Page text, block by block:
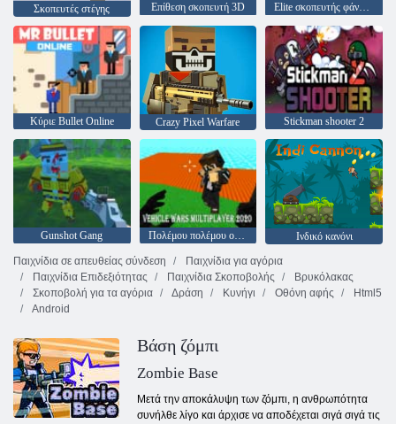
Σκοπευτές στέγης Επίθεση σκοπευτή 3D Elite σκοπευτής φάντασμα
Κύριε Bullet Online Crazy Pixel Warfare Stickman shooter 2
Gunshot Gang Πολέμου πολέμου οχημάτων 2020
Ινδικό κανόνι
Παιχνίδια σε απευθείας σύνδεση
Παιχνίδια για αγόρια
Παιχνίδια Επιδεξιότητας
Παιχνίδια Σκοποβολής
Βρυκόλακας
Σκοποβολή για τα αγόρια
Δράση Κυνήγι Οθόνη αφής
Html5
Android
Βάση ζόμπι
Zombie Base
Μετά την αποκάλυψη των ζόμπι, η ανθρωπότητα
συνήλθε λίγο και άρχισε να αποδέχεται σιγά σιγά τις